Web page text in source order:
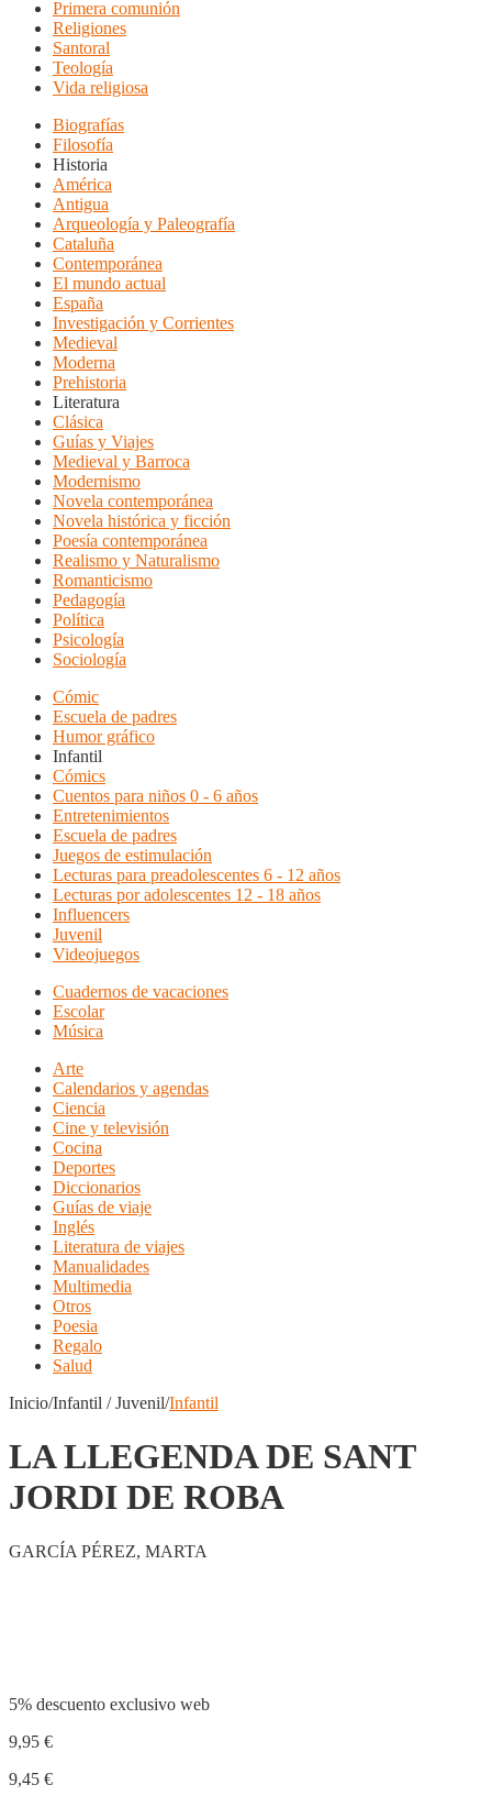
Primera comunión
Religiones
Santoral
Teología
Vida religiosa
Biografías
Filosofía
Historia
América
Antigua
Arqueología y Paleografía
Cataluña
Contemporánea
El mundo actual
España
Investigación y Corrientes
Medieval
Moderna
Prehistoria
Literatura
Clásica
Guías y Viajes
Medieval y Barroca
Modernismo
Novela contemporánea
Novela histórica y ficción
Poesía contemporánea
Realismo y Naturalismo
Romanticismo
Pedagogía
Política
Psicología
Sociología
Cómic
Escuela de padres
Humor gráfico
Infantil
Cómics
Cuentos para niños 0 - 6 años
Entretenimientos
Escuela de padres
Juegos de estimulación
Lecturas para preadolescentes 6 - 12 años
Lecturas por adolescentes 12 - 18 años
Influencers
Juvenil
Videojuegos
Cuadernos de vacaciones
Escolar
Música
Arte
Calendarios y agendas
Ciencia
Cine y televisión
Cocina
Deportes
Diccionarios
Guías de viaje
Inglés
Literatura de viajes
Manualidades
Multimedia
Otros
Poesia
Regalo
Salud
Inicio/Infantil / Juvenil/Infantil
LA LLEGENDA DE SANT
JORDI DE ROBA
GARCÍA PÉREZ, MARTA
5% descuento exclusivo web
9,95 €
9,45 €